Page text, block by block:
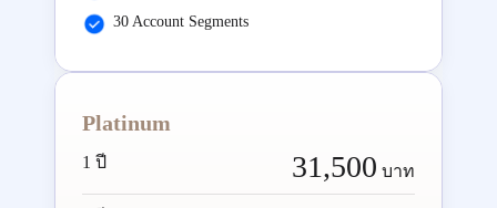
30 Account Segments
Platinum
1 ปี 31,500 บาท